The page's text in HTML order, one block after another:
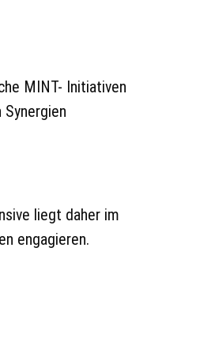
MINT- Initiativen
liegt daher im
engagieren.